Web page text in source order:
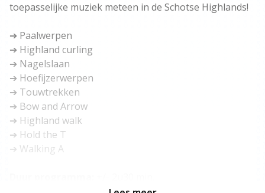
toepasselijke muziek meteen in de Schotse Highlands!
➔ Paalwerpen
➔ Highland curling
➔ Nagelslaan
➔ Hoefijzerwerpen
➔ Touwtrekken
➔ Bow and Arrow
➔ Highland walk
➔ Hold the T
➔ Walking A